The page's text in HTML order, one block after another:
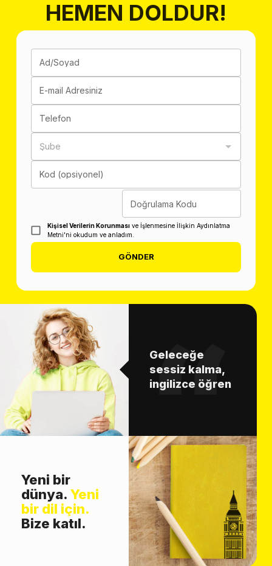
HEMEN DOLDUR!
Ad/Soyad
E-mail Adresiniz
Telefon
Şube
Kod (opsiyonel)
Doğrulama Kodu
Kişisel Verilerin Korunması ve İşlenmesine İlişkin Aydınlatma
Metni'ni okudum ve anladım.
GÖNDER
Geleceğe
sessiz kalma,
ingilizce öğren
Yeni bir
dünya. Yeni
bir dil için.
Bize katıl.